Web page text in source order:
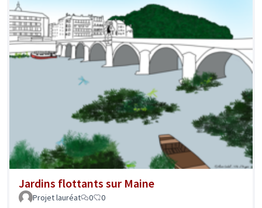
Jardins flottants sur Maine
Projet lauréat 0 0